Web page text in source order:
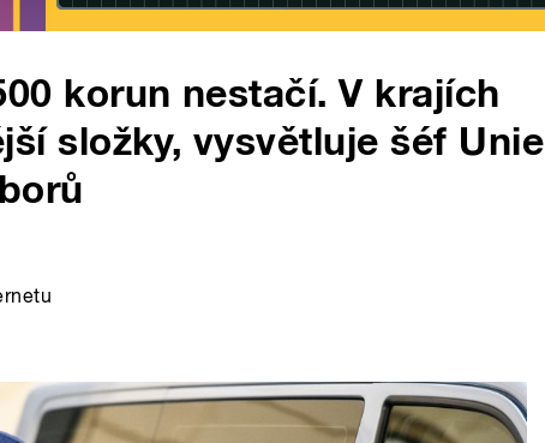
korun nestačí. V krajích
složky, vysvětluje šéf Unie